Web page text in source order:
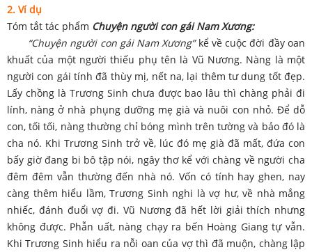
2. Ví dụ
Tóm tắt tác phẩm Chuyện người con gái Nam Xương:
“Chuyện người con gái Nam Xương”kể về cuộc đời đầy oan
khuất của một người thiếu phụ tên là Vũ Nương. Nàng là một
người con gái tính đã thùy mị, nết na, lại thêm tư dung tốt đẹp.
Lấy chồng là Trương Sinh chưa được bao lâu thì chàng phải đi
lính, nàng ở nhà phụng dưỡng mẹ già và nuôi con nhỏ. Để dỗ
con, tối tối, nàng thường chỉ bóng mình trên tường và bảo đó là
cha nó. Khi Trương Sinh trở về, lúc đó mẹ già đã mất, đứa con
bấy giờ đang bi bô tập nói, ngây thơ kể với chàng về người cha
đêm đêm vẫn thường đến nhà nó. Vốn có tính hay ghen, nay
càng thêm hiểu lầm, Trương Sinh nghi là vợ hư, về nhà mắng
nhiếc, đánh đuổi vợ đi. Vũ Nương đã hết lời giải thích nhưng
không được. Phẫn uất, nàng chạy ra bến Hoàng Giang tự vẫn.
Khi Trương Sinh hiểu ra nỗi oan của vợ thì đã muộn, chàng lập